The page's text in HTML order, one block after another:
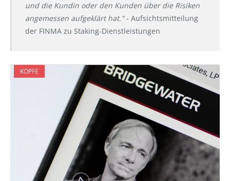
und die Kundin oder den Kunden über die Risiken
angemessen aufgeklärt hat."- Aufsichtsmitteilung
der FINMA zu Staking-Dienstleistungen
KÖPFE